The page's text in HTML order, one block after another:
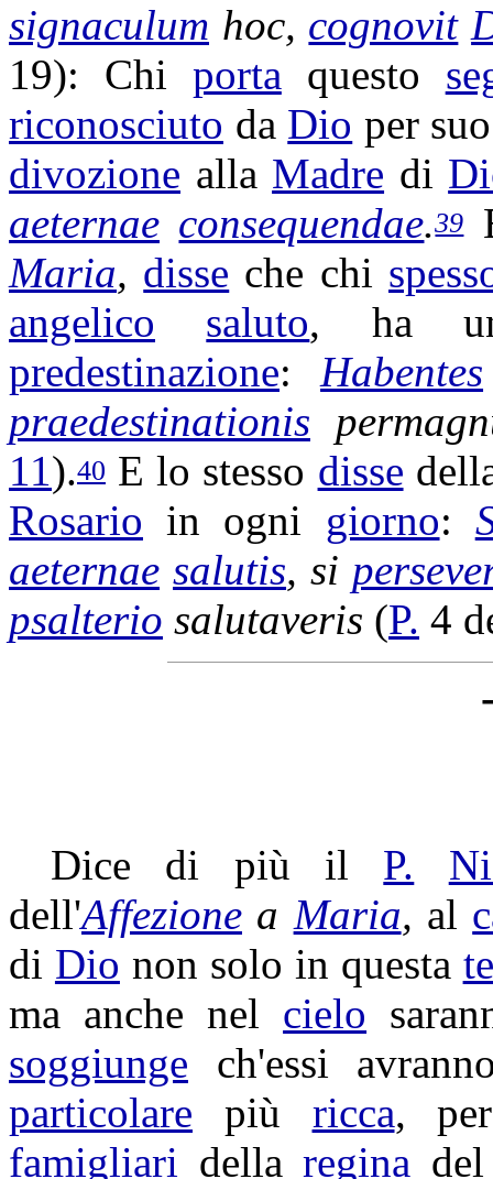
signaculum hoc, cognovit
19): Chi porta questo
riconosciuto da Dio per
divozione alla Madre di
aeternae consequendae.39
Maria, disse che chi
angelico
saluto, ha
predestinazione:Habentes
praedestinationis
11).40 E lo stesso disse
Rosario in ogni giorno:
aeternae salutis, si
psalterio salutaveris (P. 4
Dice di più il P.
dell'Affezione a Maria, al
di Dio non solo in questa
ma anche nel cielo
soggiunge ch'essi
particolare più ricca,
famigliari dellaregina